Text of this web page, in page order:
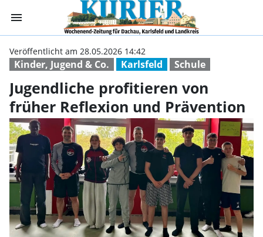
menu Jugendliche
Kinder, Jugend & Co. Karlsfeld Schule
Veröffentlicht am 28.05.2026 14:42
Jugendliche profitieren von
früher Reflexion und Prävention